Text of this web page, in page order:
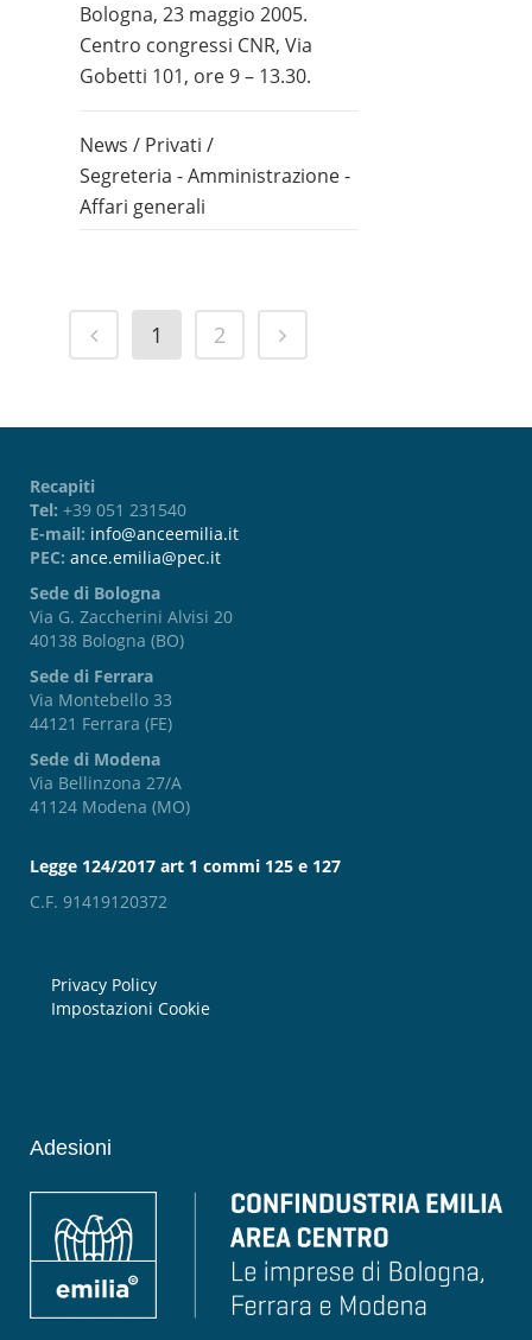
Bologna, 23 maggio 2005.
Centro congressi CNR, Via
Gobetti 101, ore 9 – 13.30.
News / Privati /
Segreteria - Amministrazione -
Affari generali
1 2
Recapiti
Tel: +39 051 231540
E-mail: info@anceemilia.it
PEC: ance.emilia@pec.it
Sede di Bologna
Via G. Zaccherini Alvisi 20
40138 Bologna (BO)
Sede di Ferrara
Via Montebello 33
44121 Ferrara (FE)
Sede di Modena
Via Bellinzona 27/A
41124 Modena (MO)
Legge 124/2017 art 1 commi 125 e 127
C.F. 91419120372
Privacy Policy
Impostazioni Cookie
Adesioni